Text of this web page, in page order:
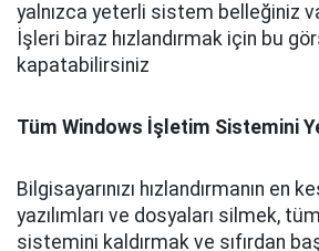
yalnızca yeterli sistem belleğiniz
İşleri biraz hızlandırmak için bu
kapatabilirsiniz
Tüm Windows İşletim Sistemini
Bilgisayarınızı hızlandırmanın en
yazılımları ve dosyaları silmek,
sistemini kaldırmak ve sıfırdan